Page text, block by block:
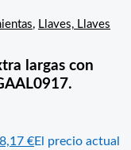
, Llaves, Llaves
largas con
€El precio actual